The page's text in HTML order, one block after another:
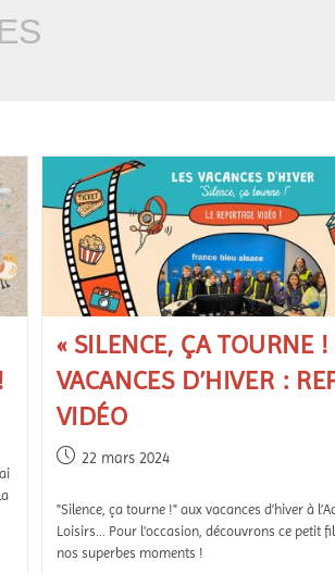
« SILENCE, ÇA TOURNE
VACANCES D’HIVER :
VIDÉO
22 mars 2024
"Silence, ça tourne !" aux vacances d’hiver à
Loisirs... Pour l'occasion, découvrons ce petit
nos superbes moments !